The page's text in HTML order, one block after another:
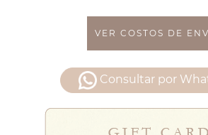
VER COSTOS DE
Consultar por